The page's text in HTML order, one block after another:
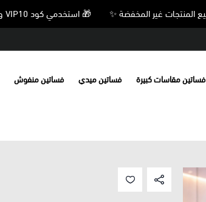
🎁 استخدمي كود VIP10 واحصلي على خصم 10% على جميع المنتجات غير المخفضة ✨
فساتين مقاسات كبيرة فساتين ميدي فساتين منفوش